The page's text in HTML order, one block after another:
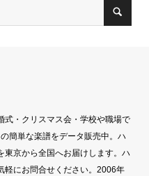
式・クリスマス会・学校や職場で
簡単な楽譜をデータ販売中。ハ
東京から全国へお届けします。ハ
軽にお問合せください。2006年